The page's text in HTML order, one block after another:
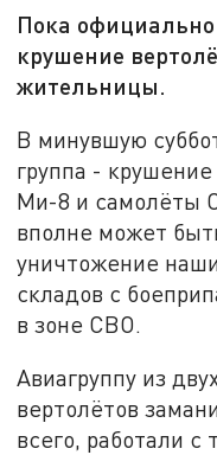
Пока
крушение
жительницы.
В минувшую
группа -
Ми-8 и самолёты
вполне может
уничтожение
складов с
в зоне СВО.
Авиагруппу из
вертолётов
всего, работали